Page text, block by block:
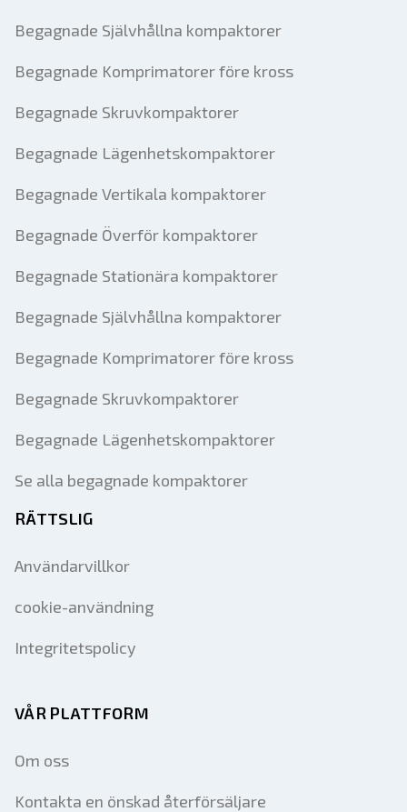
Begagnade Självhållna kompaktorer
Begagnade Komprimatorer före kross
Begagnade Skruvkompaktorer
Begagnade Lägenhetskompaktorer
Begagnade Vertikala kompaktorer
Begagnade Överför kompaktorer
Begagnade Stationära kompaktorer
Begagnade Självhållna kompaktorer
Begagnade Komprimatorer före kross
Begagnade Skruvkompaktorer
Begagnade Lägenhetskompaktorer
Se alla begagnade kompaktorer
RÄTTSLIG
Användarvillkor
cookie-användning
Integritetspolicy
VÅR PLATTFORM
Om oss
Kontakta en önskad återförsäljare